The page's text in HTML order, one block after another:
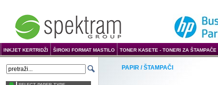
INKJET KERTRIDŽI ŠIROKI FORMAT MASTILO TONER KASETE - TONERI ZA
PAPIR / ŠTAMPAČI